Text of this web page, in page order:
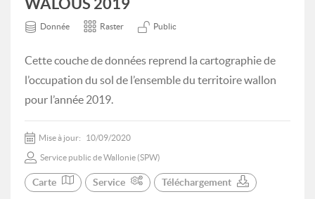
Donnée Raster Public
Cette couche de données reprend la cartographie de
l’occupation du sol de l’ensemble du territoire wallon
pour l’année 2019.
Mise à jour: 10/09/2020
Service public de Wallonie (SPW)
Carte Service Téléchargement